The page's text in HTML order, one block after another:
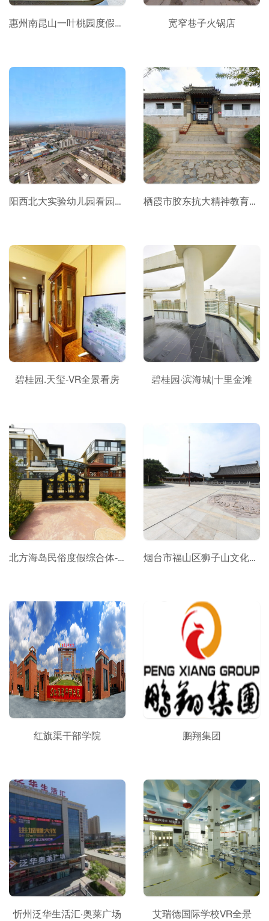
惠州南昆山一叶桃园度假酒店 宽窄巷子火锅店
阳西北大实验幼儿园看园VR_复制 栖霞市胶东抗大精神教育基地
碧桂园.天玺-VR全景看房 碧桂园·滨海城|十里金滩
北方海岛民俗度假综合体-长岛渔号小镇 烟台市福山区狮子山文化旅游景区
红旗渠干部学院 鹏翔集团
忻州泛华生活汇·奥莱广场 艾瑞德国际学校VR全景